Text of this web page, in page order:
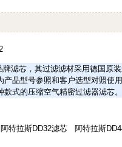
滤芯，其过滤滤材采用德国原
品型号参照和客户选型对照使
式的压缩空气精密过滤器滤芯
阿特拉斯DD32滤芯 阿特拉斯